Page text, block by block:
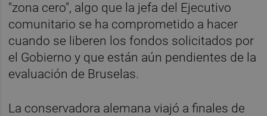
"zona cero", algo que la jefa del Ejecutivo
comunitario se ha comprometido a hacer
cuando se liberen los fondos solicitados por
el Gobierno y que están aún pendientes de la
evaluación de Bruselas.
La conservadora alemana viajó a finales de